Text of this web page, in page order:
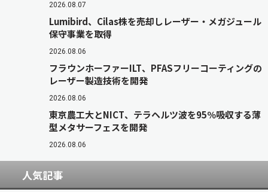
2026.08.07
Lumibird、Cilas株を売却しレーザー・メガジュール
保守事業を取得
2026.08.06
フラウンホーファーILT、PFASフリーコーティングの
レーザー製造技術を開発
2026.08.06
東京農工大とNICT、テラヘルツ波を95％吸収する薄
型メタサーフェスを開発
2026.08.06
人気記事